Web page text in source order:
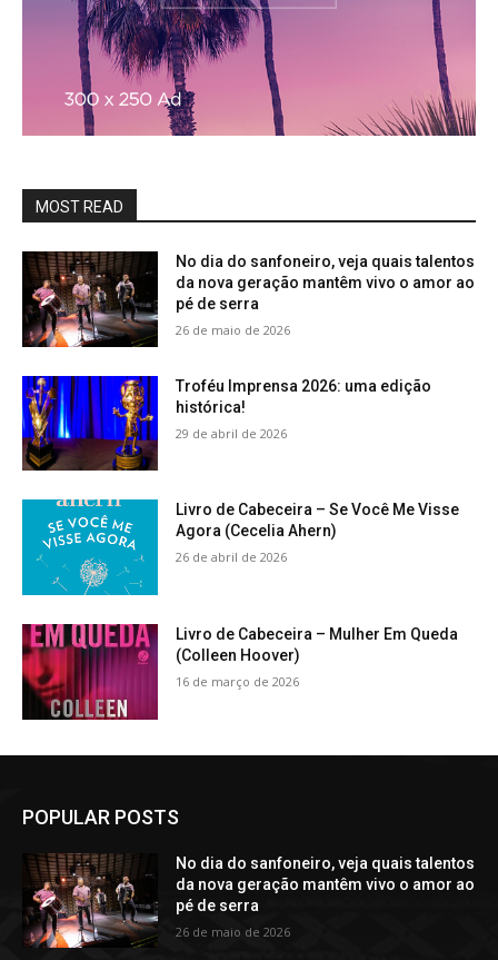
MOST READ
No dia do sanfoneiro, veja quais talentos
da nova geração mantêm vivo o amor ao
pé de serra
26 de maio de 2026
Troféu Imprensa 2026: uma edição
histórica!
29 de abril de 2026
Livro de Cabeceira – Se Você Me Visse
Agora (Cecelia Ahern)
26 de abril de 2026
Livro de Cabeceira – Mulher Em Queda
(Colleen Hoover)
16 de março de 2026
POPULAR POSTS
No dia do sanfoneiro, veja quais talentos
da nova geração mantêm vivo o amor ao
pé de serra
26 de maio de 2026